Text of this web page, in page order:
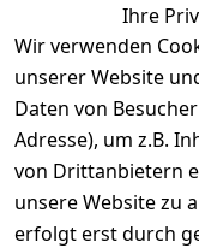
Ihre
Wir verwenden
unserer Website
Daten von
Adresse), um z.B.
von Drittanbietern
unsere Website zu
erfolgt erst durch